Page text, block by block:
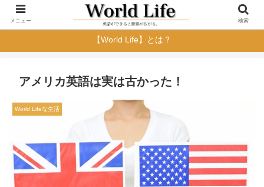
【World Life】とは？
アメリカ英語は実は古かった！
World Lifeな生活
メニュー 検索